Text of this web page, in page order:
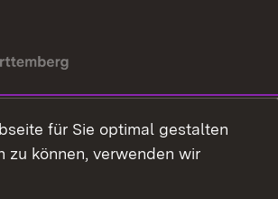
für Sie optimal gestalten
zu können, verwenden wir